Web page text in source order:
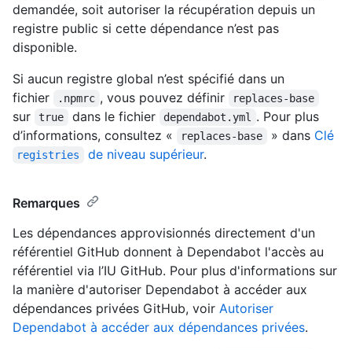
demandée, soit autoriser la récupération depuis un
registre public si cette dépendance n’est pas
disponible.
Si aucun registre global n’est spécifié dans un
fichier
.npmrc , vous pouvez définir replaces-base
sur true dans le fichier dependabot.yml
. Pour plus
d’informations, consultez «
replaces-base » dans Clé
registries de niveau supérieur.
Remarques
Les dépendances approvisionnés directement d'un
référentiel GitHub donnent à Dependabot l'accès au
référentiel via l’IU GitHub. Pour plus d'informations sur
la manière d'autoriser Dependabot à accéder aux
dépendances privées GitHub, voir Autoriser
Dependabot à accéder aux dépendances privées.